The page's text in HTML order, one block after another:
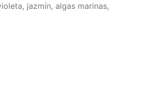
jazmín, algas marinas,